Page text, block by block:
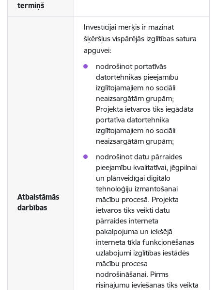
termiņš
Atbalstāmās
darbības
Investīcijai mērķis ir mazināt
šķēršļus vispārējās izglītības satura
apguvei:
nodrošinot portatīvās
datortehnikas pieejamību
izglītojamajiem no sociāli
neaizsargātām grupām;
Projekta ietvaros tiks iegādāta
portatīva datortehnika
izglītojamajiem no sociāli
neaizsargātām grupām;
nodrošinot datu pārraides
pieejamību kvalitatīvai, jēgpilnai
un plānveidīgai digitālo
tehnoloģiju izmantošanai
mācību procesā. Projekta
ietvaros tiks veikti datu
pārraides interneta
pakalpojuma un iekšējā
interneta tīkla funkcionēšanas
uzlabojumi izglītības iestādēs
mācību procesa
nodrošināšanai. Pirms
risinājumu ieviešanas tiks veikta